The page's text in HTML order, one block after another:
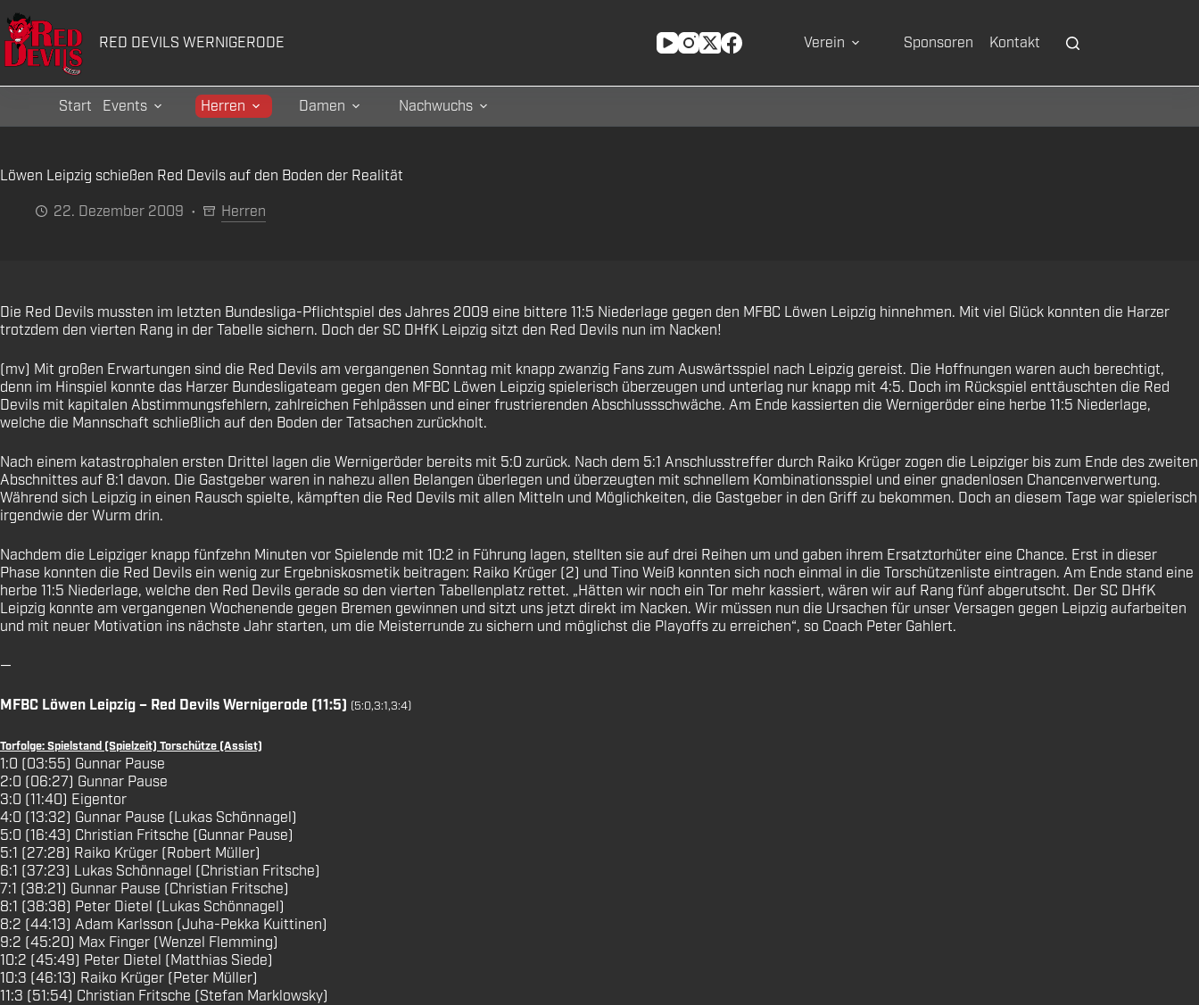
Zum
Inhalt
springen
RED DEVILS WERNIGERODE Verein Sponsoren Kontakt
Start Events Herren Damen Nachwuchs
Löwen Leipzig schießen Red Devils auf den Boden der Realität
22. Dezember 2009
Herren
Die Red Devils mussten im letzten Bundesliga-Pflichtspiel des Jahres 2009 eine bittere 11:5 Niederlage gegen den MFBC Löwen Leipzig hinnehmen. Mit viel Glück konnten die Harzer
trotzdem den vierten Rang in der Tabelle sichern. Doch der SC DHfK Leipzig sitzt den Red Devils nun im Nacken!
(mv) Mit großen Erwartungen sind die Red Devils am vergangenen Sonntag mit knapp zwanzig Fans zum Auswärtsspiel nach Leipzig gereist. Die Hoffnungen waren auch berechtigt,
denn im Hinspiel konnte das Harzer Bundesligateam gegen den MFBC Löwen Leipzig spielerisch überzeugen und unterlag nur knapp mit 4:5. Doch im Rückspiel enttäuschten die Red
Devils mit kapitalen Abstimmungsfehlern, zahlreichen Fehlpässen und einer frustrierenden Abschlussschwäche. Am Ende kassierten die Wernigeröder eine herbe 11:5 Niederlage,
welche die Mannschaft schließlich auf den Boden der Tatsachen zurückholt.
Nach einem katastrophalen ersten Drittel lagen die Wernigeröder bereits mit 5:0 zurück. Nach dem 5:1 Anschlusstreffer durch Raiko Krüger zogen die Leipziger bis zum Ende des zweiten
Abschnittes auf 8:1 davon. Die Gastgeber waren in nahezu allen Belangen überlegen und überzeugten mit schnellem Kombinationsspiel und einer gnadenlosen Chancenverwertung.
Während sich Leipzig in einen Rausch spielte, kämpften die Red Devils mit allen Mitteln und Möglichkeiten, die Gastgeber in den Griff zu bekommen. Doch an diesem Tage war spielerisch
irgendwie der Wurm drin.
Nachdem die Leipziger knapp fünfzehn Minuten vor Spielende mit 10:2 in Führung lagen, stellten sie auf drei Reihen um und gaben ihrem Ersatztorhüter eine Chance. Erst in dieser
Phase konnten die Red Devils ein wenig zur Ergebniskosmetik beitragen: Raiko Krüger (2) und Tino Weiß konnten sich noch einmal in die Torschützenliste eintragen. Am Ende stand eine
herbe 11:5 Niederlage, welche den Red Devils gerade so den vierten Tabellenplatz rettet. „Hätten wir noch ein Tor mehr kassiert, wären wir auf Rang fünf abgerutscht. Der SC DHfK
Leipzig konnte am vergangenen Wochenende gegen Bremen gewinnen und sitzt uns jetzt direkt im Nacken. Wir müssen nun die Ursachen für unser Versagen gegen Leipzig aufarbeiten
und mit neuer Motivation ins nächste Jahr starten, um die Meisterrunde zu sichern und möglichst die Playoffs zu erreichen“, so Coach Peter Gahlert.
—
MFBC Löwen Leipzig – Red Devils Wernigerode (11:5) (5:0,3:1,3:4)
Torfolge: Spielstand (Spielzeit) Torschütze (Assist)
1:0 (03:55) Gunnar Pause
2:0 (06:27) Gunnar Pause
3:0 (11:40) Eigentor
4:0 (13:32) Gunnar Pause (Lukas Schönnagel)
5:0 (16:43) Christian Fritsche (Gunnar Pause)
5:1 (27:28) Raiko Krüger (Robert Müller)
6:1 (37:23) Lukas Schönnagel (Christian Fritsche)
7:1 (38:21) Gunnar Pause (Christian Fritsche)
8:1 (38:38) Peter Dietel (Lukas Schönnagel)
8:2 (44:13) Adam Karlsson (Juha-Pekka Kuittinen)
9:2 (45:20) Max Finger (Wenzel Flemming)
10:2 (45:49) Peter Dietel (Matthias Siede)
10:3 (46:13) Raiko Krüger (Peter Müller)
11:3 (51:54) Christian Fritsche (Stefan Marklowsky)